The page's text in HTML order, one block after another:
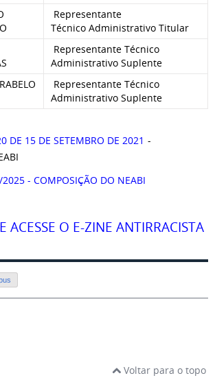
Representante
Técnico Administrativo Titular
Representante Técnico
Administrativo Suplente
Representante Técnico
Administrativo Suplente
DE 15 DE SETEMBRO DE 2021 -
- COMPOSIÇÃO DO NEABI
ACESSE O E-ZINE ANTIRRACISTA
Voltar para o topo